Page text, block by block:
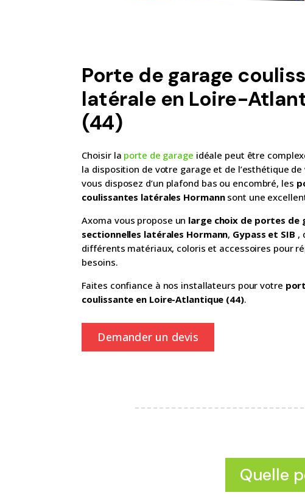
Porte de garage
latérale en Loire-
(44)
Choisir la porte de garage idéale peut être
la disposition de votre garage et de l’esthétique
vous disposez d’un plafond bas ou encombré, les
coulissantes latérales Hormannsont une
Axoma vous propose un large choix de portes de
sectionnelles latérales Hormann, Gypass et SIB ,
différents matériaux, coloris et accessoires pour
besoins.
Faites confiance à nos installateurs pour votre
coulissante en Loire-Atlantique (44).
Demander un devis
Quelle